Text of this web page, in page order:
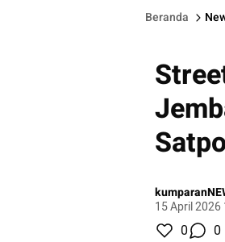
Beranda
15 April 2026
0 0